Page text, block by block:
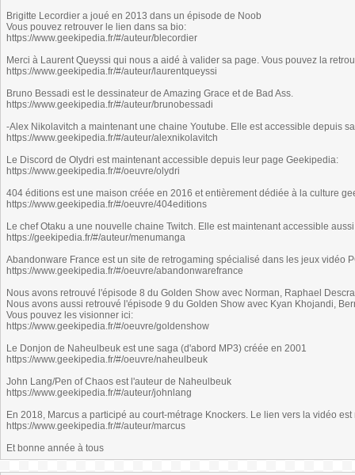
Brigitte Lecordier a joué en 2013 dans un épisode de Noob
Vous pouvez retrouver le lien dans sa bio:
https://www.geekipedia.fr/#/auteur/blecordier
Merci à Laurent Queyssi qui nous a aidé à valider sa page. Vous pouvez la
https://www.geekipedia.fr/#/auteur/laurentqueyssi
Bruno Bessadi est le dessinateur de Amazing Grace et de Bad Ass.
https://www.geekipedia.fr/#/auteur/brunobessadi
-Alex Nikolavitch a maintenant une chaine Youtube. Elle est accessible depuis
https://www.geekipedia.fr/#/auteur/alexnikolavitch
Le Discord de Olydri est maintenant accessible depuis leur page Geekipedia:
https://www.geekipedia.fr/#/oeuvre/olydri
404 éditions est une maison créée en 2016 et entièrement dédiée à la culture
https://www.geekipedia.fr/#/oeuvre/404editions
Le chef Otaku a une nouvelle chaine Twitch. Elle est maintenant accessible
https://geekipedia.fr/#/auteur/menumanga
Abandonware France est un site de retrogaming spécialisé dans les jeux vidéo
https://www.geekipedia.fr/#/oeuvre/abandonwarefrance
Nous avons retrouvé l'épisode 8 du Golden Show avec Norman, Raphael
Nous avons aussi retrouvé l'épisode 9 du Golden Show avec Kyan Khojandi,
Vous pouvez les visionner ici:
https://www.geekipedia.fr/#/oeuvre/goldenshow
Le Donjon de Naheulbeuk est une saga (d'abord MP3) créée en 2001
https://www.geekipedia.fr/#/oeuvre/naheulbeuk
John Lang/Pen of Chaos est l'auteur de Naheulbeuk
https://www.geekipedia.fr/#/auteur/johnlang
En 2018, Marcus a participé au court-métrage Knockers. Le lien vers la vidéo
https://www.geekipedia.fr/#/auteur/marcus
Et bonne année à tous